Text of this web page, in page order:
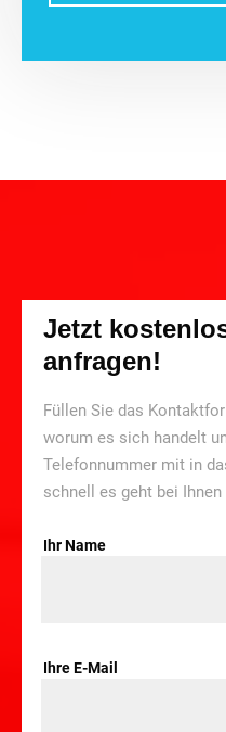
Jetzt
anfragen!
Füllen Sie das
worum es sich handelt
Telefonnummer mit in
schnell es geht bei Ihnen
Ihr Name
Ihre E-Mail